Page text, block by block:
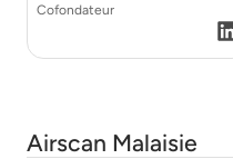
Cofondateur
Airscan Malaisie